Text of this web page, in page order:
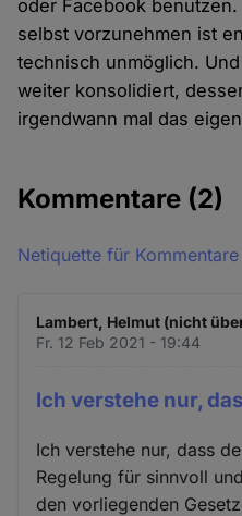
oder Facebook
selbst vorzunehmen ist
technisch unmöglich.
weiter konsolidiert,
irgendwann mal das
Kommentare (2)
Netiquette für Kommentare
Lambert, Helmut (nicht
Fr. 12 Feb 2021 - 19:44
Ich verstehe nur,
Ich verstehe nur, dass
Regelung für sinnvoll
den vorliegenden
Cookies